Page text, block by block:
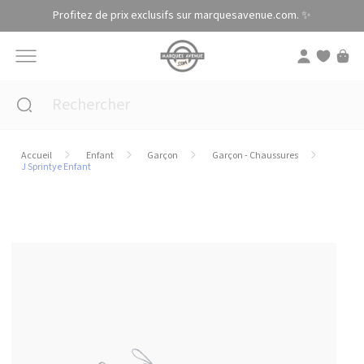
Profitez de prix exclusifs sur marquesavenue.com. ✨
Accueil Enfant Garçon
Garçon - Chaussures
J Sprintye Enfant
Panneau de gestion des cookies